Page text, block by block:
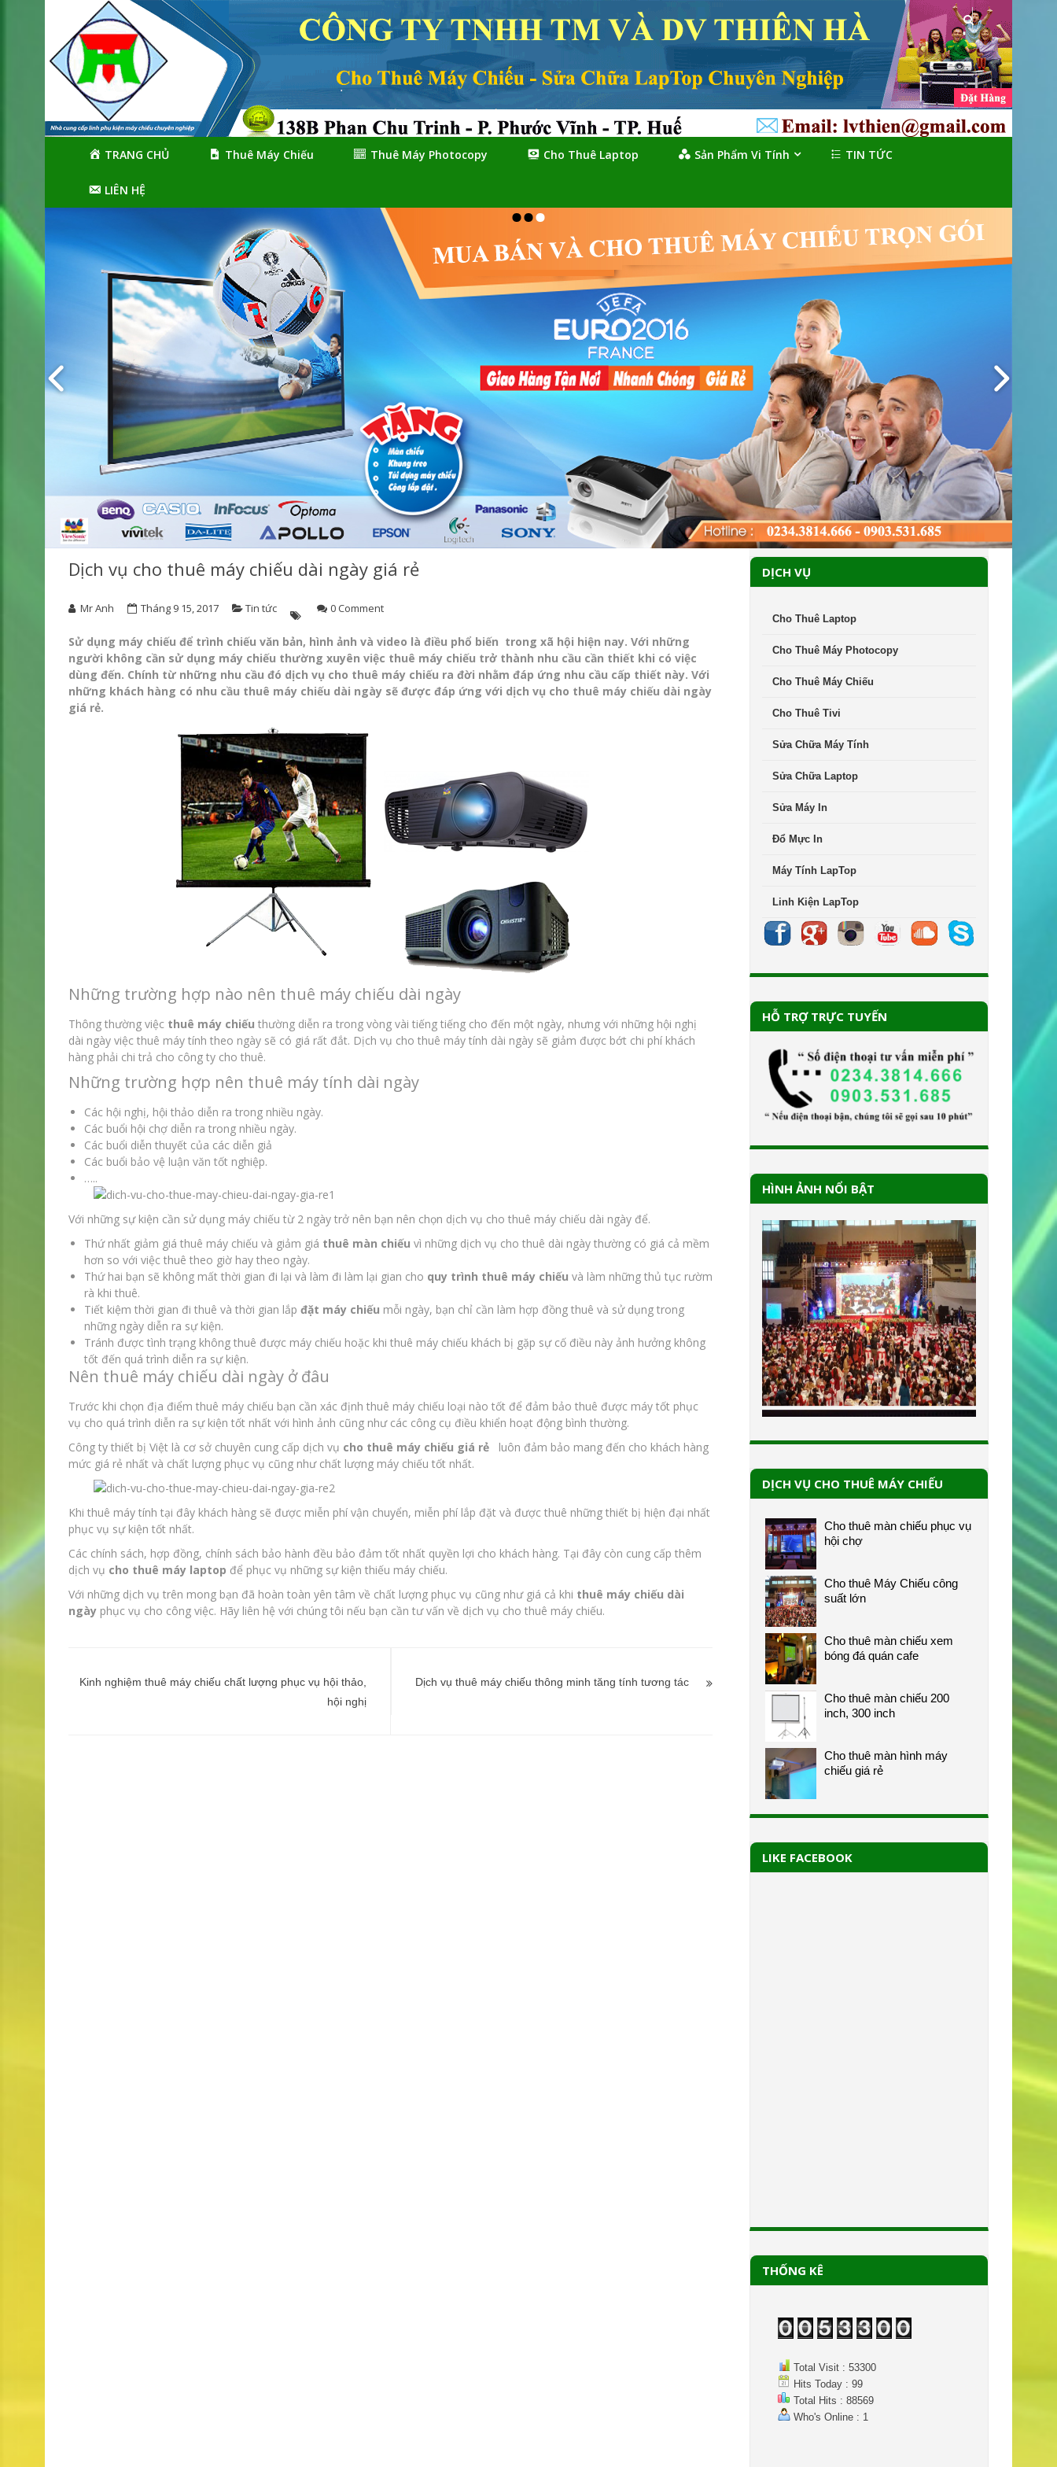
navigation
content
TRANG CHỦ Thuê Máy Chiếu Thuê Máy Photocopy Cho Thuê Laptop Sản Phẩm Vi Tính TIN TỨC
LIÊN HỆ
Dịch vụ cho thuê máy chiếu dài ngày giá rẻ
Mr Anh Tháng 9 15, 2017 Tin tức 0 Comment
Sử dụng máy chiếu để trình chiếu văn bản, hình ảnh và video là điều phổ biến trong xã hội hiện nay. Với những
người không cần sử dụng máy chiếu thường xuyên việc thuê máy chiếu trở thành nhu cầu cần thiết khi có việc
dùng đến. Chính từ những nhu cầu đó dịch vụ cho thuê máy chiếu ra đời nhằm đáp ứng nhu cầu cấp thiết này. Với
những khách hàng có nhu cầu thuê máy chiếu dài ngày sẽ được đáp ứng với dịch vụ cho thuê máy chiếu dài ngày
giá rẻ.
Những trường hợp nào nên thuê máy chiếu dài ngày
Thông thường việc thuê máy chiếu thường diễn ra trong vòng vài tiếng tiếng cho đến một ngày, nhưng với những hội nghị
dài ngày việc thuê máy tính theo ngày sẽ có giá rất đắt. Dịch vụ cho thuê máy tính dài ngày sẽ giảm được bớt chi phí khách
hàng phải chi trả cho công ty cho thuê.
Những trường hợp nên thuê máy tính dài ngày
Các hội nghị, hội thảo diễn ra trong nhiều ngày.
Các buổi hội chợ diễn ra trong nhiều ngày.
Các buổi diễn thuyết của các diễn giả
Các buổi bảo vệ luận văn tốt nghiệp.
…..
Với những sự kiện cần sử dụng máy chiếu từ 2 ngày trở nên bạn nên chọn dịch vụ cho thuê máy chiếu dài ngày để.
Thứ nhất giảm giá thuê máy chiếu và giảm giá thuê màn chiếu vì những dịch vụ cho thuê dài ngày thường có giá cả mềm
hơn so với việc thuê theo giờ hay theo ngày.
Thứ hai bạn sẽ không mất thời gian đi lại và làm đi làm lại gian cho quy trình thuê máy chiếu và làm những thủ tục rườm
rà khi thuê.
Tiết kiệm thời gian đi thuê và thời gian lắp đặt máy chiếu mỗi ngày, bạn chỉ cần làm hợp đồng thuê và sử dụng trong
những ngày diễn ra sự kiện.
Tránh được tình trạng không thuê được máy chiếu hoặc khi thuê máy chiếu khách bị gặp sự cố điều này ảnh hưởng không
tốt đến quá trình diễn ra sự kiện.
Nên thuê máy chiếu dài ngày ở đâu
Trước khi chọn địa điểm thuê máy chiếu bạn cần xác định thuê máy chiếu loại nào tốt để đảm bảo thuê được máy tốt phục
vụ cho quá trình diễn ra sự kiện tốt nhất với hình ảnh cũng như các công cụ điều khiển hoạt động bình thường.
Công ty thiết bị Việt là cơ sở chuyên cung cấp dịch vụ cho thuê máy chiếu giá rẻ
luôn đảm bảo mang đến cho khách hàng
mức giá rẻ nhất và chất lượng phục vụ cũng như chất lượng máy chiếu tốt nhất.
Khi thuê máy tính tại đây khách hàng sẽ được miễn phí vận chuyển, miễn phí lắp đặt và được thuê những thiết bị hiện đại nhất
phục vụ sự kiện tốt nhất.
Các chính sách, hợp đồng, chính sách bảo hành đều bảo đảm tốt nhất quyền lợi cho khách hàng. Tại đây còn cung cấp thêm
dịch vụ cho thuê máy laptop để phục vụ những sự kiện thiếu máy chiếu.
Với những dịch vụ trên mong bạn đã hoàn toàn yên tâm về chất lượng phục vụ cũng như giá cả khi thuê máy chiếu dài
ngày phục vụ cho công việc. Hãy liên hệ với chúng tôi nếu bạn cần tư vấn về dịch vụ cho thuê máy chiếu.
hướng
Kinh nghiệm thuê máy chiếu chất lượng phục vụ hội thảo,
hội nghị
Dịch vụ thuê máy chiếu thông minh tăng tính tương tác
DỊCH VỤ
Cho Thuê Laptop
Cho Thuê Máy Photocopy
Cho Thuê Máy Chiếu
Cho Thuê Tivi
Sửa Chữa Máy Tính
Sửa Chữa Laptop
Sửa Máy In
Đổ Mực In
Máy Tính LapTop
Linh Kiện LapTop
HỖ TRỢ TRỰC TUYẾN
HÌNH ẢNH NỔI BẬT
DỊCH VỤ CHO THUÊ MÁY CHIẾU
Cho thuê màn chiếu phục vụ
hội chợ
Cho thuê Máy Chiếu công
suất lớn
Cho thuê màn chiếu xem
bóng đá quán cafe
Cho thuê màn chiếu 200
inch, 300 inch
Cho thuê màn hình máy
chiếu giá rẻ
LIKE FACEBOOK
THỐNG KÊ
Total Visit : 53300
Hits Today : 99
Total Hits : 88569
Who's Online : 1